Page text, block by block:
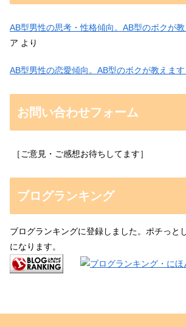
AB型男性の思考・性格傾向。AB型のボクが教
ア より
AB型男性の恋愛傾向。AB型のボクが教えま
お問い合わせフォーム
［ご意見・ご感想お待ちしてます］
ブログランキング
ブログランキングに登録しました。ポチっと
になります。